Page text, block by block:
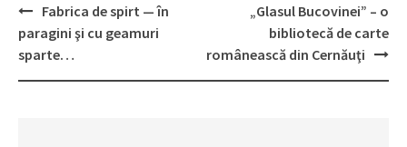
Post
navigation
Fabrica de spirt — în
paragini şi cu geamuri
sparte…
„Glasul Bucovinei” – o
bibliotecă de carte
românească din Cernăuţi